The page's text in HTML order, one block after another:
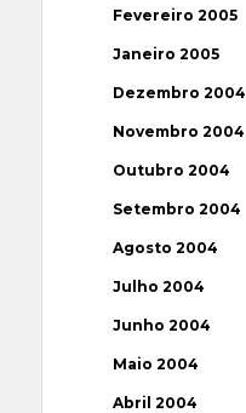
Fevereiro 2005
Janeiro 2005
Dezembro 2004
Novembro 2004
Outubro 2004
Setembro 2004
Agosto 2004
Julho 2004
Junho 2004
Maio 2004
Abril 2004